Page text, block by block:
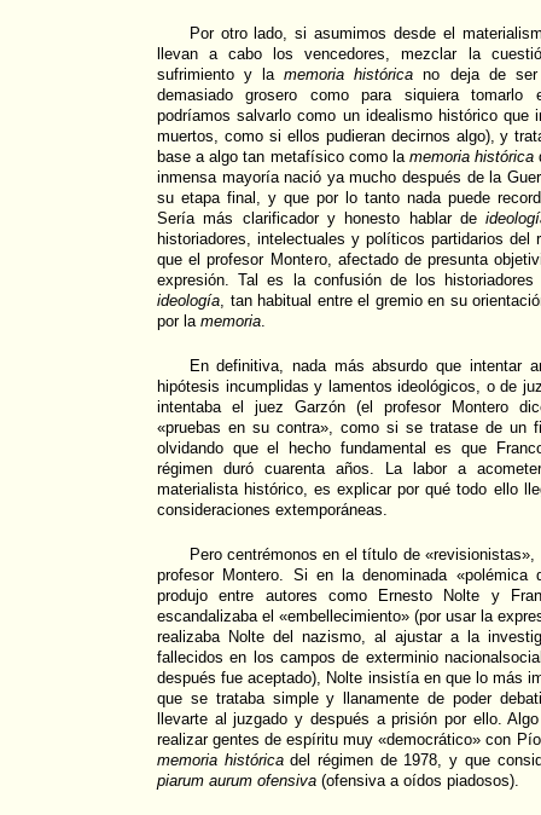
Por otro lado, si asumimos desde el
llevan a cabo los vencedores, mezclar la
sufrimiento y lamemoria histórica no deja de ser
demasiado grosero como para siquiera tomarlo
podríamos salvarlo como un idealismo histórico que
muertos, como si ellos pudieran decirnos algo), y
base a algo tan metafísico como la memoria histórica
inmensa mayoría nació ya mucho después de la
su etapa final, y que por lo tanto nada puede
Sería más clarificador y honesto hablar de
historiadores, intelectuales y políticos partidarios del
que el profesor Montero, afectado de presunta
expresión. Tal es la confusión de los
ideología, tan habitual entre el gremio en su
por la memoria.
En definitiva, nada más absurdo que intentar
hipótesis incumplidas y lamentos ideológicos, o de
intentaba el juez Garzón (el profesor Montero
«pruebas en su contra», como si se tratase de un
olvidando que el hecho fundamental es que
régimen duró cuarenta años. La labor a
materialista histórico, es explicar por qué todo ello
consideraciones extemporáneas.
Pero centrémonos en el título de
profesor Montero. Si en la denominada «polémica
produjo entre autores como Ernesto Nolte y
escandalizaba el «embellecimiento» (por usar la
realizaba Nolte del nazismo, al ajustar a la
fallecidos en los campos de exterminio
después fue aceptado), Nolte insistía en que lo más
que se trataba simple y llanamente de poder
llevarte al juzgado y después a prisión por ello.
realizar gentes de espíritu muy «democrático» con
memoria históricadel régimen de 1978, y que
piarum aurum ofensiva (ofensiva a oídos piadosos).